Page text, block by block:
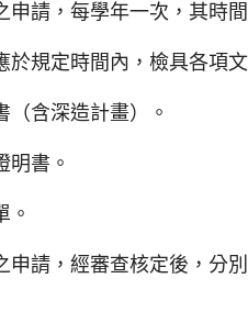
請，每學年一次，其時
規定時間內，檢具各項
含深造計畫）。
書。
請，經審查核定後，分